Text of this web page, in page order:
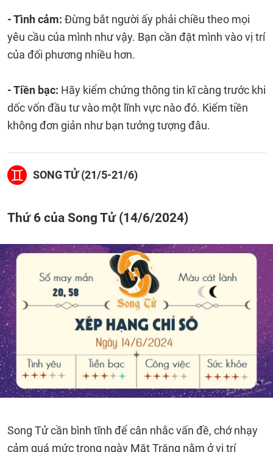
- Tình cảm: Đừng bắt người ấy phải chiều theo mọi
yêu cầu của mình như vậy. Bạn cần đặt mình vào vị trí
của đối phương nhiều hơn.
- Tiền bạc: Hãy kiểm chứng thông tin kĩ càng trước khi
dốc vốn đầu tư vào một lĩnh vực nào đó. Kiếm tiền
không đơn giản như bạn tưởng tượng đâu.
SONG TỬ (21/5-21/6)
Thứ 6 của Song Tử (14/6/2024)
Song Tử cần bình tĩnh để cân nhắc vấn đề, chớ nhạy
cảm quá mức trong ngày Mặt Trăng nằm ở vị trí